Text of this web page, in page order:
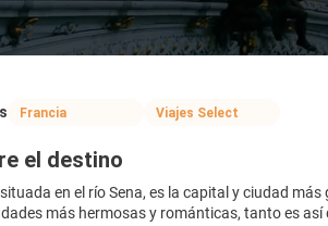
Francia Viajes Select
el destino
en el río Sena, es la capital y ciudad
más hermosas y románticas, tanto es